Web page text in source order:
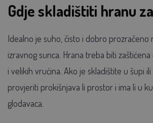
Gdje skladištiti hranu
Idealno je suho, čisto i dobro prozračeno
izravnog sunca. Hrana treba biti zaštićena
i velikih vrućina. Ako je skladištite u šupi ili
provjeriti prokišnjava li prostor i ima li u
glodavaca.